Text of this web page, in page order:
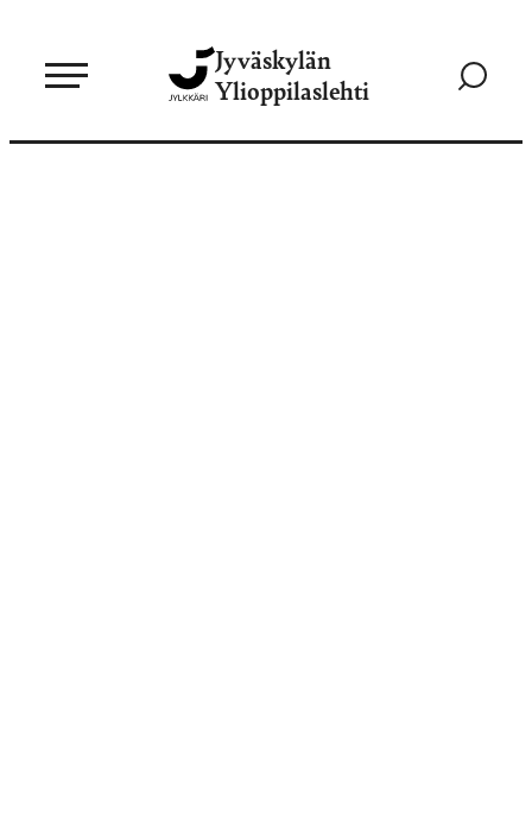
sisältöön
Jyväskylän
Ylioppilaslehti
Siirry